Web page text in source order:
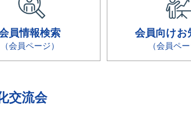
員情報検索
（会員ページ）
会員向けお
（会員ペー
交流会